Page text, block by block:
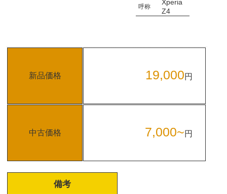
呼称
Xperia
Z4
新品価格 19,000円
中古価格 7,000~円
備考